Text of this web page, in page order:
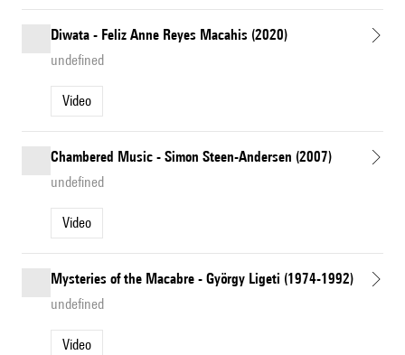
Diwata - Feliz Anne Reyes Macahis (2020)
undefined
Video
Chambered Music - Simon Steen-Andersen (2007)
undefined
Video
Mysteries of the Macabre - György Ligeti (1974-1992)
undefined
Video